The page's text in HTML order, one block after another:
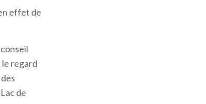
effet de
le regard
de